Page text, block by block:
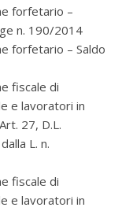
forfetario –
n. 190/2014
forfetario – Saldo
fiscale di
e lavoratori in
27, D.L.
L. n.
fiscale di
e lavoratori in